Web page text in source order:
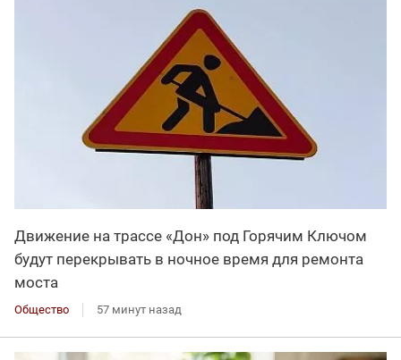
Движение на трассе «Дон» под Горячим Ключом
будут перекрывать в ночное время для ремонта
моста
Общество 57 минут назад